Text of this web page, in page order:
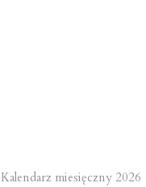
Kalendarz miesięczny 2026